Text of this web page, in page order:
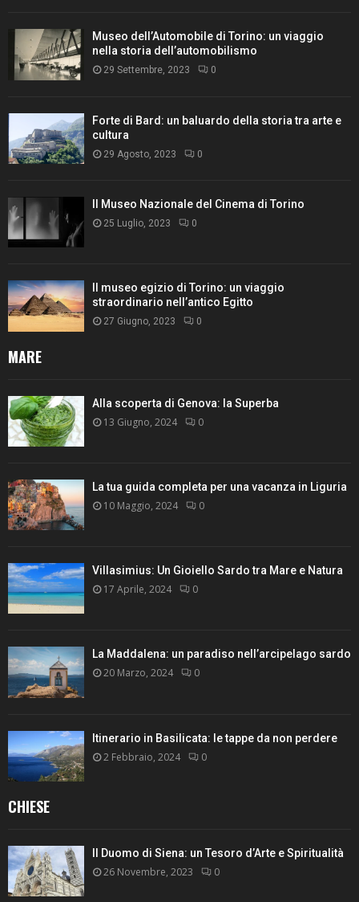
Museo dell’Automobile di Torino: un viaggio
nella storia dell’automobilismo
29 Settembre, 2023 0
Forte di Bard: un baluardo della storia tra arte e
cultura
29 Agosto, 2023 0
Il Museo Nazionale del Cinema di Torino
25 Luglio, 2023 0
Il museo egizio di Torino: un viaggio
straordinario nell’antico Egitto
27 Giugno, 2023 0
MARE
Alla scoperta di Genova: la Superba
13 Giugno, 2024 0
La tua guida completa per una vacanza in Liguria
10 Maggio, 2024 0
Villasimius: Un Gioiello Sardo tra Mare e Natura
17 Aprile, 2024 0
La Maddalena: un paradiso nell’arcipelago sardo
20 Marzo, 2024 0
Itinerario in Basilicata: le tappe da non perdere
2 Febbraio, 2024 0
CHIESE
Il Duomo di Siena: un Tesoro d’Arte e Spiritualità
26 Novembre, 2023 0